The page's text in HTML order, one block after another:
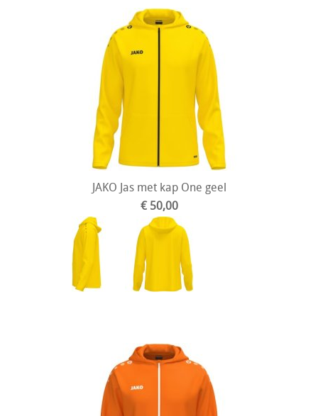
JAKO Jas met kap One geel
€ 50,00